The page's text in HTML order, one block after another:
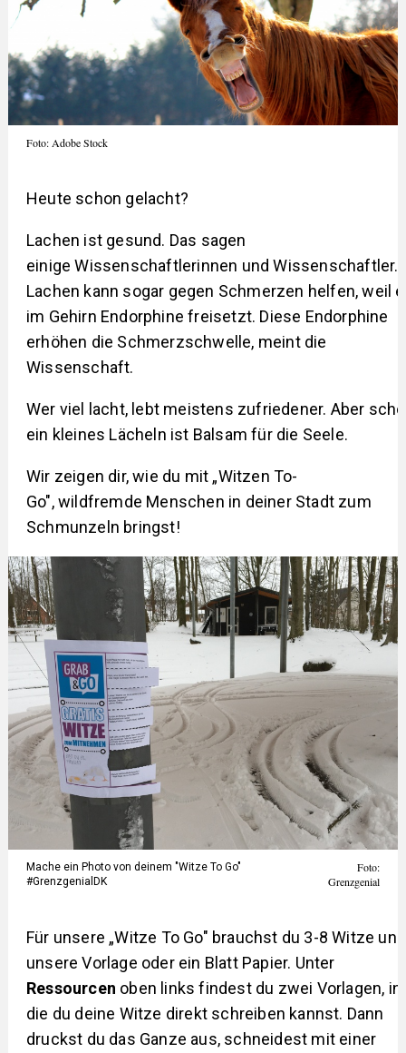
Foto: Adobe Stock
Heute schon gelacht?
Lachen ist gesund. Das sagen
einige Wissenschaftlerinnen und Wissenschaftler.
Lachen kann sogar gegen Schmerzen helfen, weil
im Gehirn Endorphine freisetzt. Diese Endorphine
erhöhen die Schmerzschwelle, meint die
Wissenschaft.
Wer viel lacht, lebt meistens zufriedener. Aber
ein kleines Lächeln ist Balsam für die Seele.
Wir zeigen dir, wie du mit „Witzen To-
Go", wildfremde Menschen in deiner Stadt zum
Schmunzeln bringst!
Mache ein Photo von deinem "Witze To Go"
#GrenzgenialDK
Foto:
Grenzgenial
Für unsere „Witze To Go" brauchst du 3-8 Witze und
unsere Vorlage oder ein Blatt Papier. Unter
Ressourcen oben links findest du zwei Vorlagen, in
die du deine Witze direkt schreiben kannst. Dann
druckst du das Ganze aus, schneidest mit einer